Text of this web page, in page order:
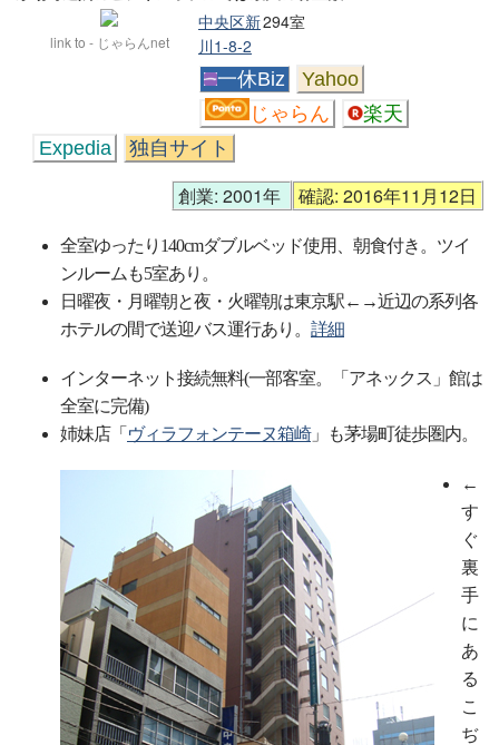
link to - じゃらんnet
294室
中央区新
川1-8-2
一休Biz
Yahoo
じゃらん
楽天
Expedia
独自サイト
創業: 2001年 確認: 2016年11月12日
全室ゆったり140cmダブルベッド使用、朝食付き。ツイ
ンルームも5室あり。
日曜夜・月曜朝と夜・火曜朝は東京駅←→近辺の系列各
ホテルの間で送迎バス運行あり。 詳細
インターネット接続無料(一部客室。「アネックス」館は
全室に完備)
姉妹店「 ヴィラフォンテーヌ箱崎」も茅場町徒歩圏内。
←
す
ぐ
裏
手
に
あ
る
こ
ぢ